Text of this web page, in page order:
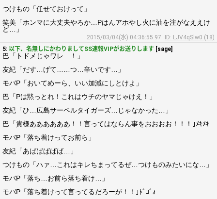
つけもの「任せておけって」
笑美「ホンマに大丈夫やろか…Pはんアホやし火に油を注がなええけ
ど…」
2015/03/04(水) 04:36:55.97
ID: LJV4qSlw0 (18)
5: 以下、名無しにかわりましてSS速報VIPがお送りします [sage]
巴「トドメじゃワレ…！」
友紀「だす…げて……つ…辛いです…」
モバP「おいてめーら、いい加減にしとけよ」
巴「Pは黙っとれ！これはウチのヤマじゃけえ！」
友紀「ひ…広島サーベルタイガーズ…じゃなかった…」
巴「貴様ああああああ！！言ってはならん事をおおおお！！！｣ﾒｷﾒｷ
モバP「落ち着けってお前ら」
友紀「あばばばばば…」
つけもの「ハァ…これはキレちまってるぜ…つけものみたいにな…」
モバP「落ち…お前ら落ち着け…」
モバP「落ち着けって言ってるだろーが！！｣ﾄﾞｺﾞｫ